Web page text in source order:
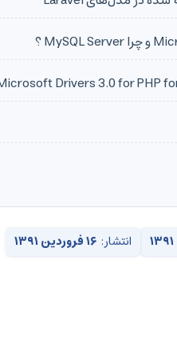
انتشار: ۱۶ فروردین ۱۳۹۱